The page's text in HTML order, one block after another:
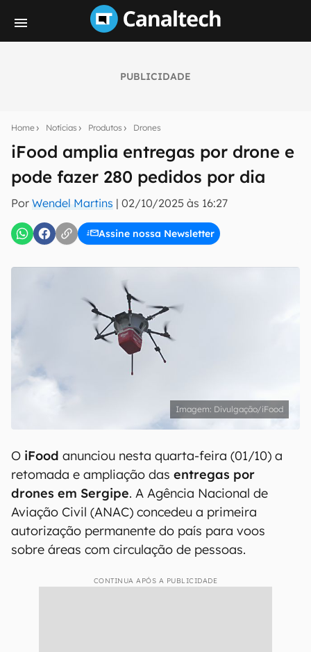
PUBLICIDADE
Home Notícias Produtos Drones
iFood amplia entregas por drone e
pode fazer 280 pedidos por dia
Por Wendel Martins | 02/10/2025 às 16:27
Assine nossa Newsletter
notícias e reviews sobre tecnologia em primeira
mão.
E-mail
inscreva-se
Uso e Política de Privacidade do Canaltech.
Divulgação/iFood
O iFood anunciou nesta quarta-feira (01/10) a
retomada e ampliação das entregas por
drones em Sergipe. A Agência Nacional de
Aviação Civil (ANAC) concedeu a primeira
autorização permanente do país para voos
sobre áreas com circulação de pessoas.
CONTINUA APÓS A PUBLICIDADE